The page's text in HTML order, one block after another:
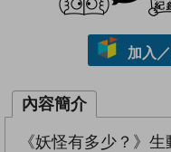
加入
內容簡介
《妖怪有多少？》